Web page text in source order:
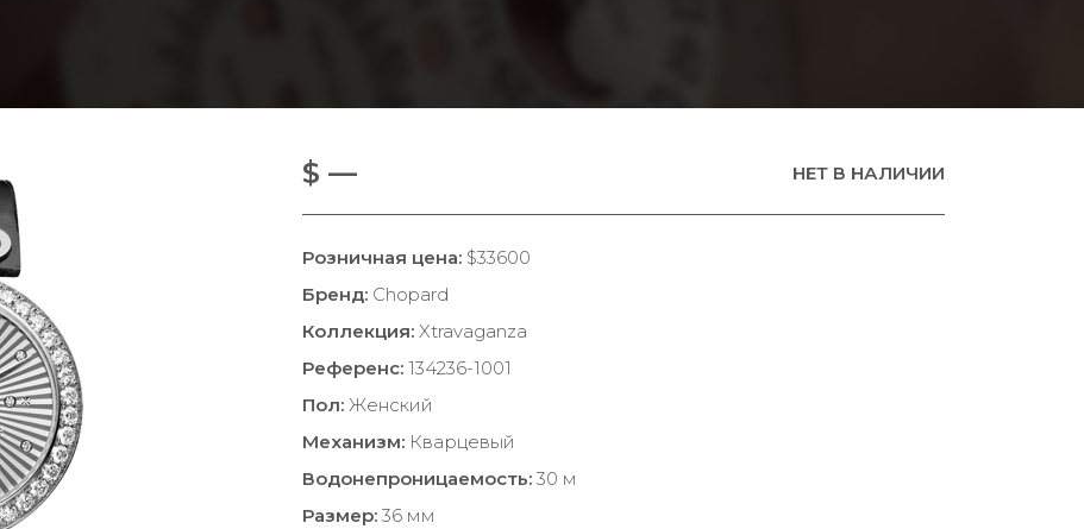
$ — НЕТ В НАЛИЧИИ
Розничная цена: $33600
Бренд: Chopard
Коллекция: Xtravaganza
Референс: 134236-1001
Пол: Женский
Механизм: Кварцевый
Водонепроницаемость: 30 м
Размер: 36 мм